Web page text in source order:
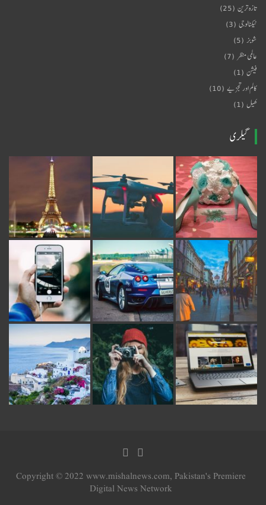
تازہ ترین (25)
ٹیکنالوجی (3)
شوبز (5)
عالمی منظر (7)
فیشن (1)
کالم اور تجزیے (10)
کھیل (1)
گیلری
Copyright © 2022 www.mishalnews.com, Pakistan's Premiere
Digital News Network